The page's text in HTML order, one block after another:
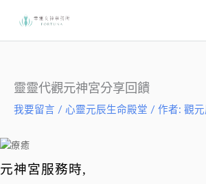
靈靈代觀元神宮分享回饋
我要留言 / 心靈元辰生命殿堂 / 作者: 觀
元神宮服務時,